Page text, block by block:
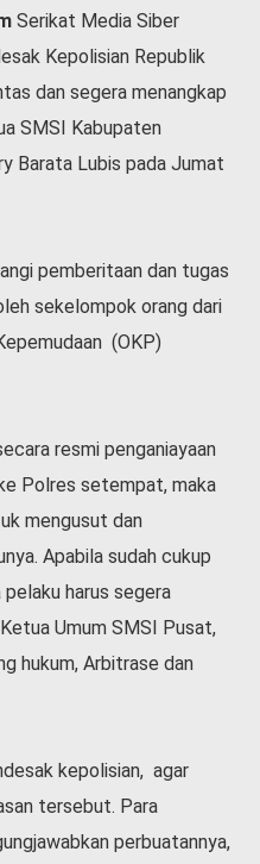
Serikat Media Siber
Kepolisian Republik
dan segera menangkap
SMSI Kabupaten
Barata Lubis pada Jumat
pemberitaan dan tugas
sekelompok orang dari
(OKP)
resmi penganiayaan
Polres setempat, maka
mengusut dan
Apabila sudah cukup
harus segera
Umum SMSI Pusat,
hukum, Arbitrase dan
kepolisian, agar
tersebut. Para
perbuatannya,